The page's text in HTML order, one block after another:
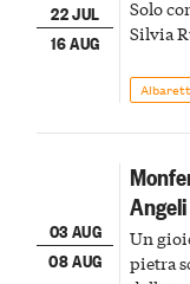
22 JUL
16 AUG
Solo
Silvia
03 AUG
08 AUG
Angeli
Un
pietra